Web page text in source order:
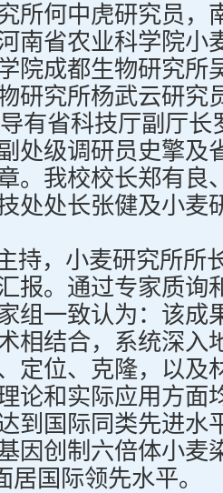
所何中虎研究员，
南省农业科学院小
院成都生物研究所
研究所杨武云研究
有省科技厅副厅长
处级调研员史擎及
。我校校长郑有良
处处长张健及小麦
持，小麦研究所所
报。通过专家质询
组一致认为：该成
相结合，系统深入
定位、克隆，以及
论和实际应用方面
到国际同类先进水
因创制六倍体小麦
国际领先水平。